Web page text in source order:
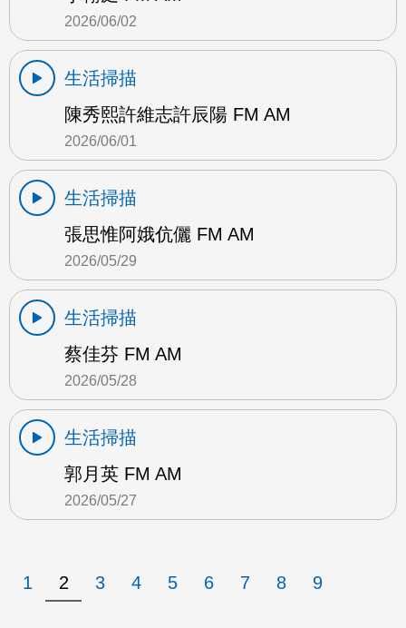
2026/06/02
生活掃描
陳秀熙許維志許辰陽 FM AM
2026/06/01
生活掃描
張思惟阿娥伉儷 FM AM
2026/05/29
生活掃描
蔡佳芬 FM AM
2026/05/28
生活掃描
郭月英 FM AM
2026/05/27
1 2 3 4 5 6 7 8 9